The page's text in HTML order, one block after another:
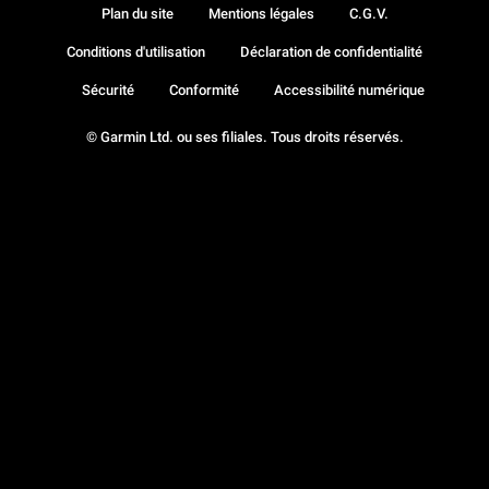
© Garmin Ltd. ou ses filiales. Tous droits réservés.
Plan du site Mentions légales C.G.V.
Conditions d'utilisation Déclaration de confidentialité
Sécurité Conformité Accessibilité numérique